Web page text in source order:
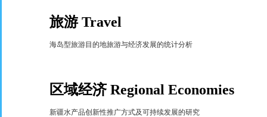
旅游Travel
海岛型旅游目的地旅游与经济发展的统计分析
区域经济Regional Economies
新疆水产品创新性推广方式及可持续发展的研究